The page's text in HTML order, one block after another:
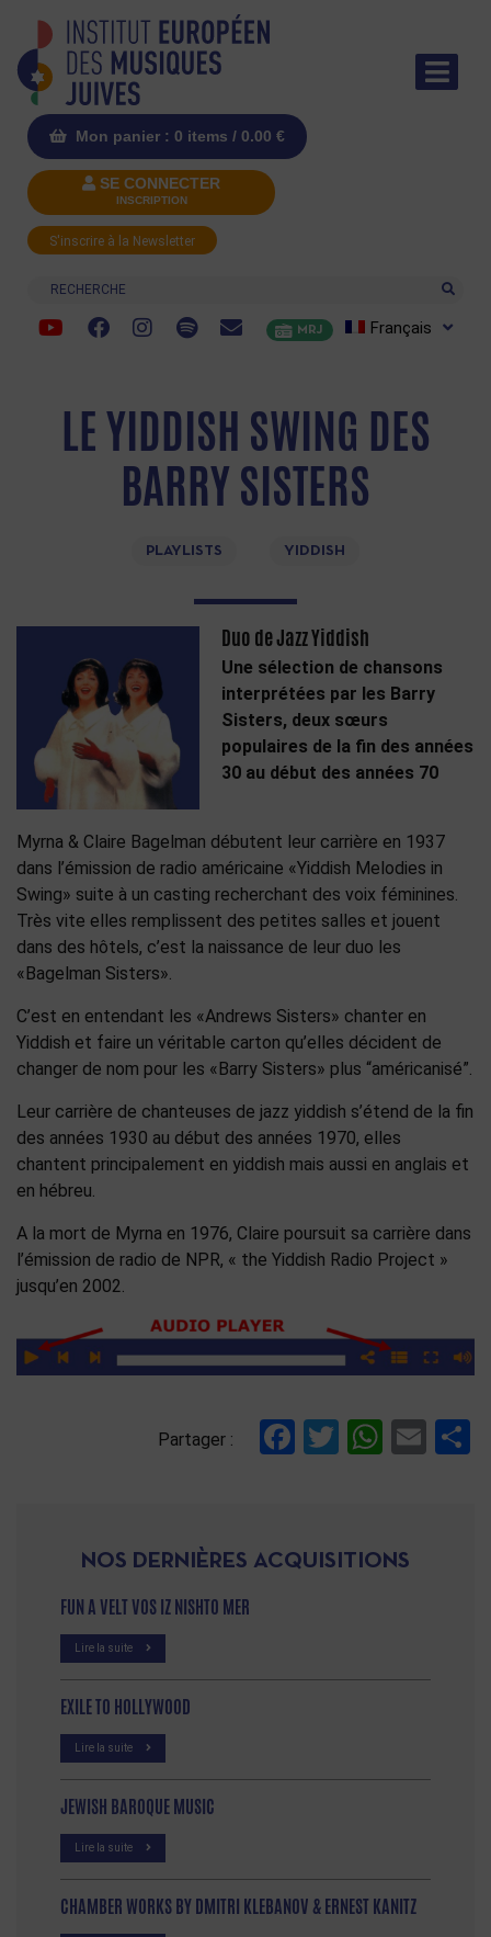
Mon panier : 0 items / 0.00 €
SE CONNECTER
INSCRIPTION
S'inscrire à la Newsletter
Recherche
MRJ Français
LE YIDDISH SWING DES
BARRY SISTERS
PLAYLISTS YIDDISH
Duo de Jazz Yiddish
Une sélection de chansons
interprétées par les Barry
Sisters, deux sœurs
populaires de la fin des années
30 au début des années 70
Myrna & Claire Bagelman débutent leur carrière en 1937
dans l’émission de radio américaine «Yiddish Melodies in
Swing» suite à un casting recherchant des voix féminines.
Très vite elles remplissent des petites salles et jouent
dans des hôtels, c’est la naissance de leur duo les
«Bagelman Sisters».
C’est en entendant les «Andrews Sisters» chanter en
Yiddish et faire un véritable carton qu’elles décident de
changer de nom pour les «Barry Sisters» plus “américanisé”.
Leur carrière de chanteuses de jazz yiddish s’étend de la fin
des années 1930 au début des années 1970, elles
chantent principalement en yiddish mais aussi en anglais et
en hébreu.
A la mort de Myrna en 1976, Claire poursuit sa carrière dans
l’émission de radio de NPR, « the Yiddish Radio Project »
jusqu’en 2002.
Partager : Facebook
Twitter
NOS DERNIÈRES ACQUISITIONS
FUN A VELT VOS IZ NISHTO MER
Lire la suite
EXILE TO HOLLYWOOD
Lire la suite
JEWISH BAROQUE MUSIC
Lire la suite
CHAMBER WORKS BY DMITRI KLEBANOV & ERNEST KANITZ